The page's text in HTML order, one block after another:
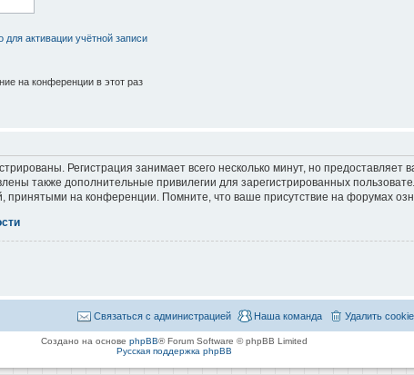
активации учётной записи
на конференции в этот раз
Регистрация занимает всего несколько минут, но предоставляет
также дополнительные привилегии для зарегистрированных
принятыми на конференции. Помните, что ваше присутствие на форумах
Удалить
Наша команда
Связаться с администрацией
Создано на основе phpBB® Forum Software © phpBB Limited
Русская поддержка phpBB